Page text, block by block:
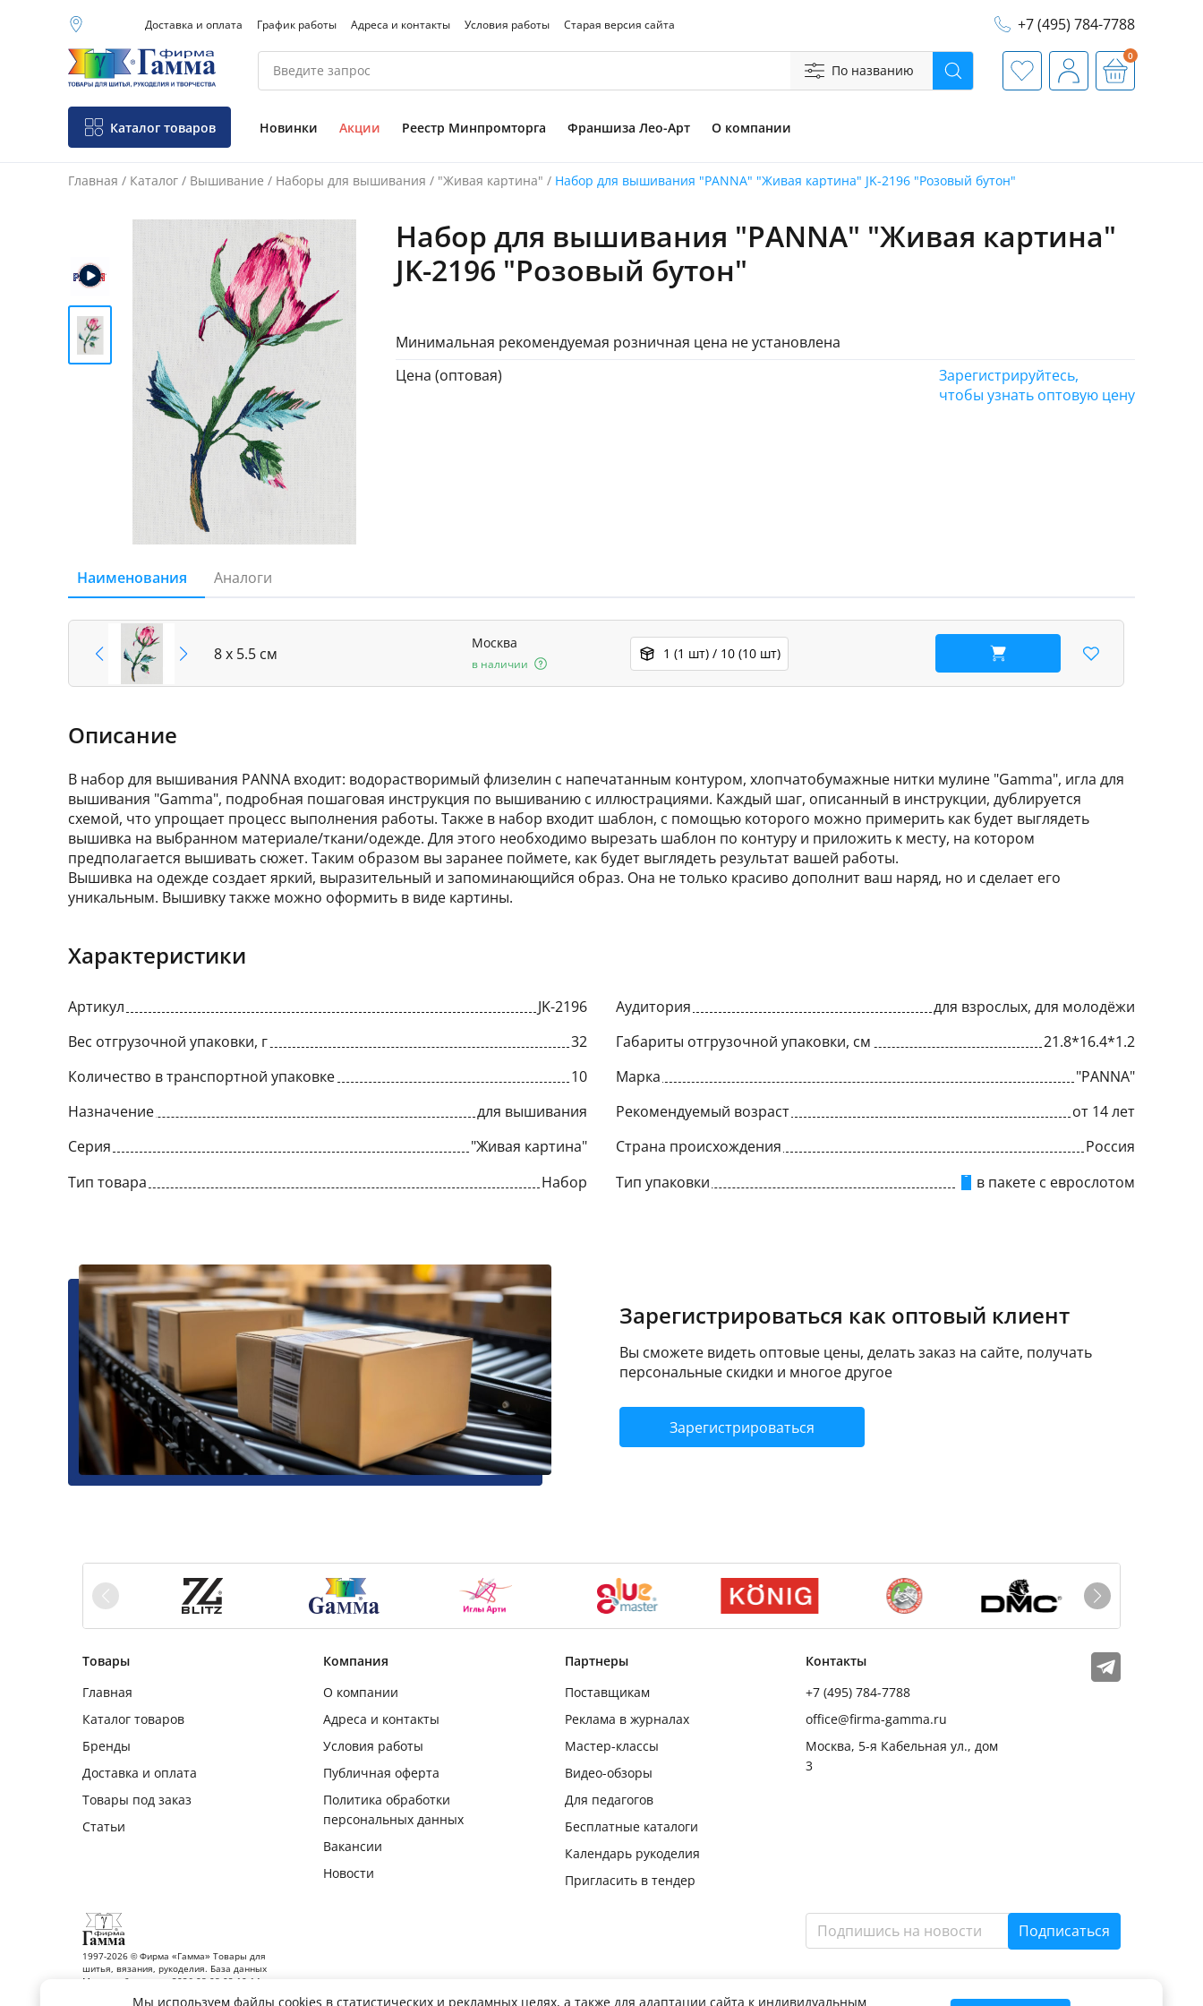
Москва (основной
склад)
Санкт-Петербург
Нижний Новгород
Доставка и оплата График работы Адреса и контакты Условия работы Старая версия сайта +7 (495) 784-7788
По названию Поиск ИзбранноеПрофильКорзина
0
Каталог товаров Новинки Акции Реестр Минпромторга Франшиза Лео-Арт О компании
Главная / Каталог / Вышивание / Наборы для вышивания / "Живая картина" / Набор для вышивания "PANNA" "Живая картина" JK-2196 "Розовый бутон"
Фото товара
Набор для вышивания "PANNA" "Живая картина"
JK-2196 "Розовый бутон"
Минимальная рекомендуемая розничная цена не установлена
Цена (оптовая)
Зарегистрируйтесь,
чтобы узнать оптовую цену
Наименования Аналоги
8 х 5.5 см
Москва
в наличии
1 (1 шт) / 10 (10 шт) В корзину
Описание
В набор для вышивания PANNA входит: водорастворимый флизелин с напечатанным контуром, хлопчатобумажные нитки мулине "Gamma", игла для
вышивания "Gamma", подробная пошаговая инструкция по вышиванию с иллюстрациями. Каждый шаг, описанный в инструкции, дублируется
схемой, что упрощает процесс выполнения работы. Также в набор входит шаблон, с помощью которого можно примерить как будет выглядеть
вышивка на выбранном материале/ткани/одежде. Для этого необходимо вырезать шаблон по контуру и приложить к месту, на котором
предполагается вышивать сюжет. Таким образом вы заранее поймете, как будет выглядеть результат вашей работы.
Вышивка на одежде создает яркий, выразительный и запоминающийся образ. Она не только красиво дополнит ваш наряд, но и сделает его
уникальным. Вышивку также можно оформить в виде картины.
Характеристики
Артикул JK-2196 Аудитория
для взрослых, для молодёжи
Вес отгрузочной упаковки, г
32 Габариты отгрузочной упаковки, см
21.8*16.4*1.2
Количество в транспортной упаковке
10 Марка
"PANNA"
Назначение
для вышивания Рекомендуемый возраст
от 14 лет
Серия
"Живая картина" Страна происхождения
Россия
Тип товара
Набор Тип упаковки в пакете с еврослотом
Зарегистрироваться как оптовый клиент
Вы сможете видеть оптовые цены, делать заказ на сайте, получать
персональные скидки и многое другое
Зарегистрироваться
Товары
Главная
Каталог товаров
Бренды
Доставка и оплата
Товары под заказ
Статьи
Компания
О компании
Адреса и контакты
Условия работы
Публичная оферта
Политика обработки
персональных данных
Вакансии
Новости
Партнеры
Поставщикам
Реклама в журналах
Мастер-классы
Видео-обзоры
Для педагогов
Бесплатные каталоги
Календарь рукоделия
Пригласить в тендер
Контакты
+7 (495) 784-7788
office@firma-gamma.ru
Москва, 5-я Кабельная ул., дом
3
Мы в соцсетях
Телеграм
1997-2026 © Фирма «Гамма» Товары для
шитья, вязания, рукоделия. База данных
Москва обновлена: 2026-08-08 02:10:14
Подписаться
Мы используем файлы cookies в статистических и рекламных целях, а также для адаптации сайта к индивидуальным